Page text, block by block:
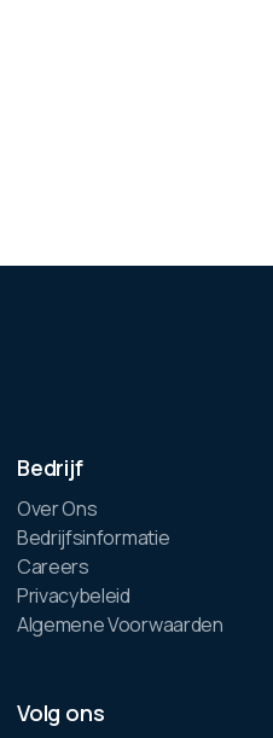
Bedrijf
Over Ons
Bedrijfsinformatie
Careers
Privacybeleid
Algemene Voorwaarden
Volg ons